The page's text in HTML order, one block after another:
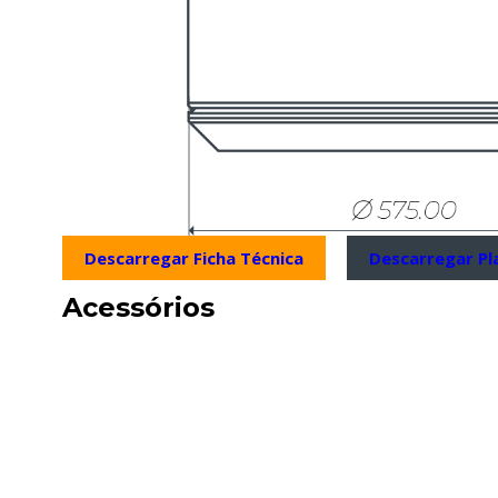
Descarregar Ficha Técnica Descarregar
Acessórios